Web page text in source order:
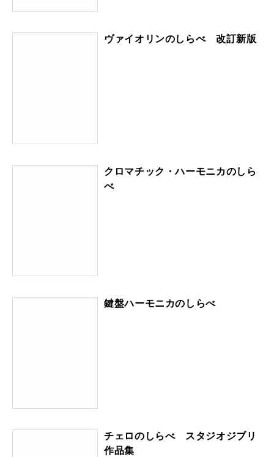
ヴァイオリンのしらべ 改訂新版
クロマチック・ハーモニカのしら
べ
鍵盤ハーモニカのしらべ
チェロのしらべ スタジオジブリ
作品集